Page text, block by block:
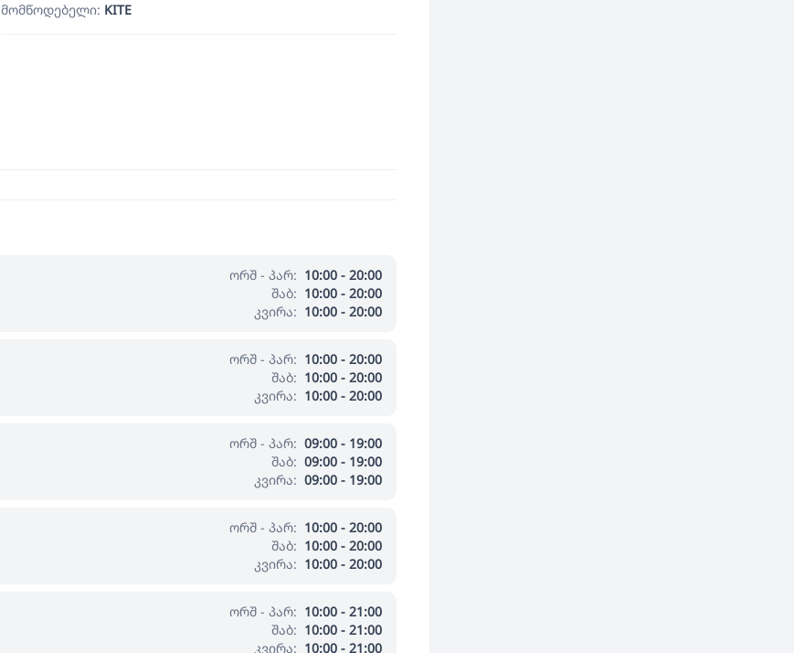
მომწოდებელი: KITE
ორშ - პარ: 10:00 - 20:00
შაბ: 10:00 - 20:00
კვირა: 10:00 - 20:00
ორშ - პარ: 10:00 - 20:00
შაბ: 10:00 - 20:00
კვირა: 10:00 - 20:00
ორშ - პარ: 09:00 - 19:00
შაბ: 09:00 - 19:00
კვირა: 09:00 - 19:00
ორშ - პარ: 10:00 - 20:00
შაბ: 10:00 - 20:00
კვირა: 10:00 - 20:00
ორშ - პარ: 10:00 - 21:00
შაბ: 10:00 - 21:00
კვირა: 10:00 - 21:00